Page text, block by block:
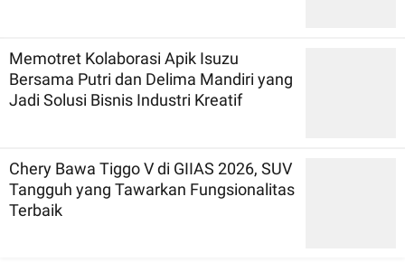
Memotret Kolaborasi Apik Isuzu
Bersama Putri dan Delima Mandiri yang
Jadi Solusi Bisnis Industri Kreatif
Chery Bawa Tiggo V di GIIAS 2026, SUV
Tangguh yang Tawarkan Fungsionalitas
Terbaik